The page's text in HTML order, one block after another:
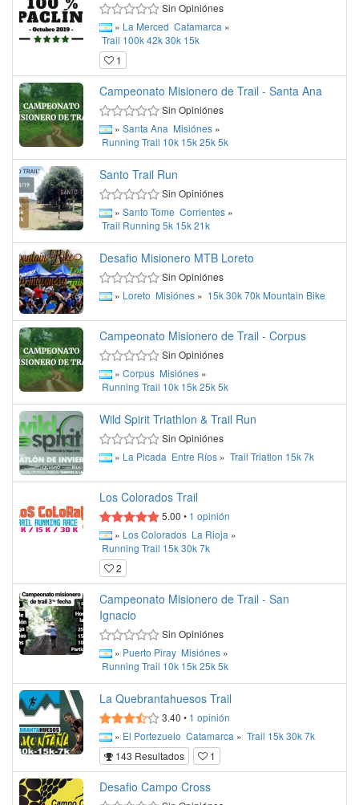
Sin Opiniónes
» La Merced Catamarca »
Trail 100k42k30k 15k
1
Campeonato Misionero de Trail - Santa Ana
Sin Opiniónes
» Santa Ana Misiónes »
Running Trail 10k 15k25k5k
Santo Trail Run
Sin Opiniónes
» Santo Tome Corrientes »
Trail Running 5k 15k21k
Desafio Misionero MTB Loreto
Sin Opiniónes
» Loreto Misiónes » 15k30k70k Mountain Bike
Campeonato Misionero de Trail - Corpus
Sin Opiniónes
» Corpus Misiónes »
Running Trail 10k 15k25k5k
Wild Spirit Triathlon & Trail Run
Sin Opiniónes
» La Picada Entre Ríos » Trail Triatlon 15k7k
Los Colorados Trail
5.00 • 1 opinión
» Los Colorados La Rioja »
Running Trail 15k30k7k
2
Campeonato Misionero de Trail - San
Ignacio
Sin Opiniónes
» Puerto Piray Misiónes »
Running Trail 10k 15k25k5k
La Quebrantahuesos Trail
3.40 • 1 opinión
» El Portezuelo Catamarca » Trail 15k30k7k
143 Resultados
1
Desafio Campo Cross